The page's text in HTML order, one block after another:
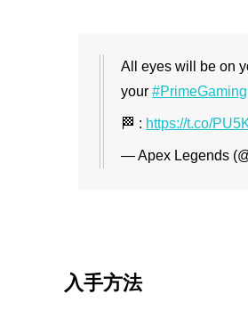
All eyes will be on
your #PrimeGaming
🏁 : https://t.co/
— Apex Legends
入手方法